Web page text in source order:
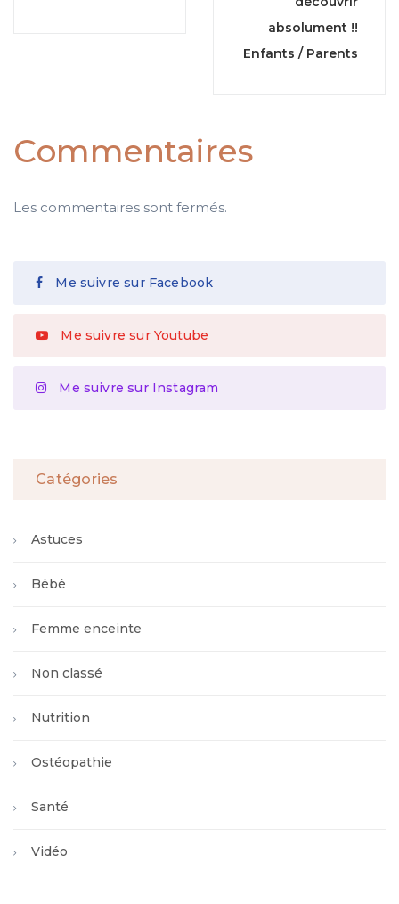
absolument !!
Enfants / Parents
Commentaires
Les commentaires sont fermés.
Me suivre sur Facebook
Me suivre sur Youtube
Me suivre sur Instagram
Catégories
Astuces
Bébé
Femme enceinte
Non classé
Nutrition
Ostéopathie
Santé
Vidéo